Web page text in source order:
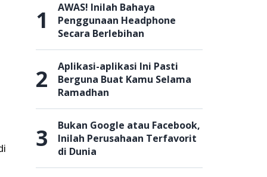
1
AWAS! Inilah Bahaya
Penggunaan Headphone
Secara Berlebihan
2
Aplikasi-aplikasi Ini Pasti
Berguna Buat Kamu Selama
Ramadhan
3
Bukan Google atau Facebook,
Inilah Perusahaan Terfavorit
di Dunia